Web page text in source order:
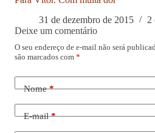
31 de dezembro de 2015
2
Deixe um comentário
O seu endereço de e-mail não será
são marcados com *
Nome*
E-mail*